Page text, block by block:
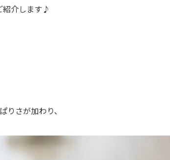
紹介します♪
りさが加わり、